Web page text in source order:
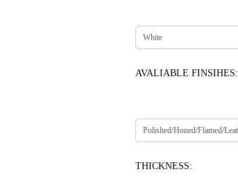
AVALIABLE FINSIHES:
THICKNESS: